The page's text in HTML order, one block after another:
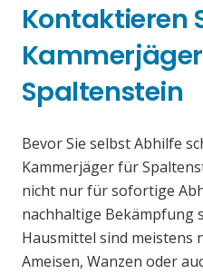
Kontaktieren
Spaltenstein
Bevor Sie selbst Abhilfe
Kammerjäger für
nicht nur für sofortige
nachhaltige Bekämpfung
Hausmittel sind meistens
Ameisen, Wanzen oder